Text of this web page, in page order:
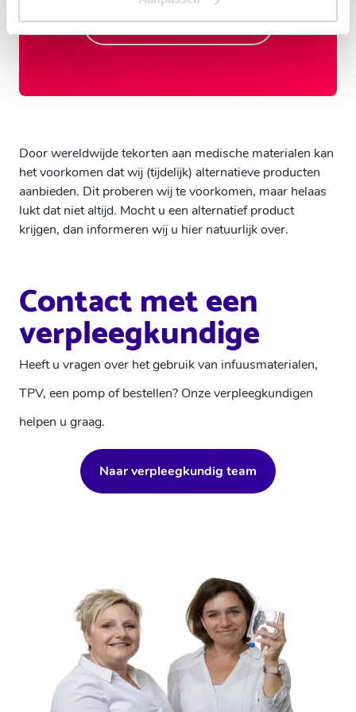
Overzicht basispakketten
Door wereldwijde tekorten aan medische materialen kan
het voorkomen dat wij (tijdelijk) alternatieve producten
aanbieden. Dit proberen wij te voorkomen, maar helaas
lukt dat niet altijd. Mocht u een alternatief product
krijgen, dan informeren wij u hier natuurlijk over.
Contact met een
verpleegkundige
Heeft u vragen over het gebruik van infuusmaterialen,
TPV, een pomp of bestellen? Onze verpleegkundigen
helpen u graag.
Naar verpleegkundig team